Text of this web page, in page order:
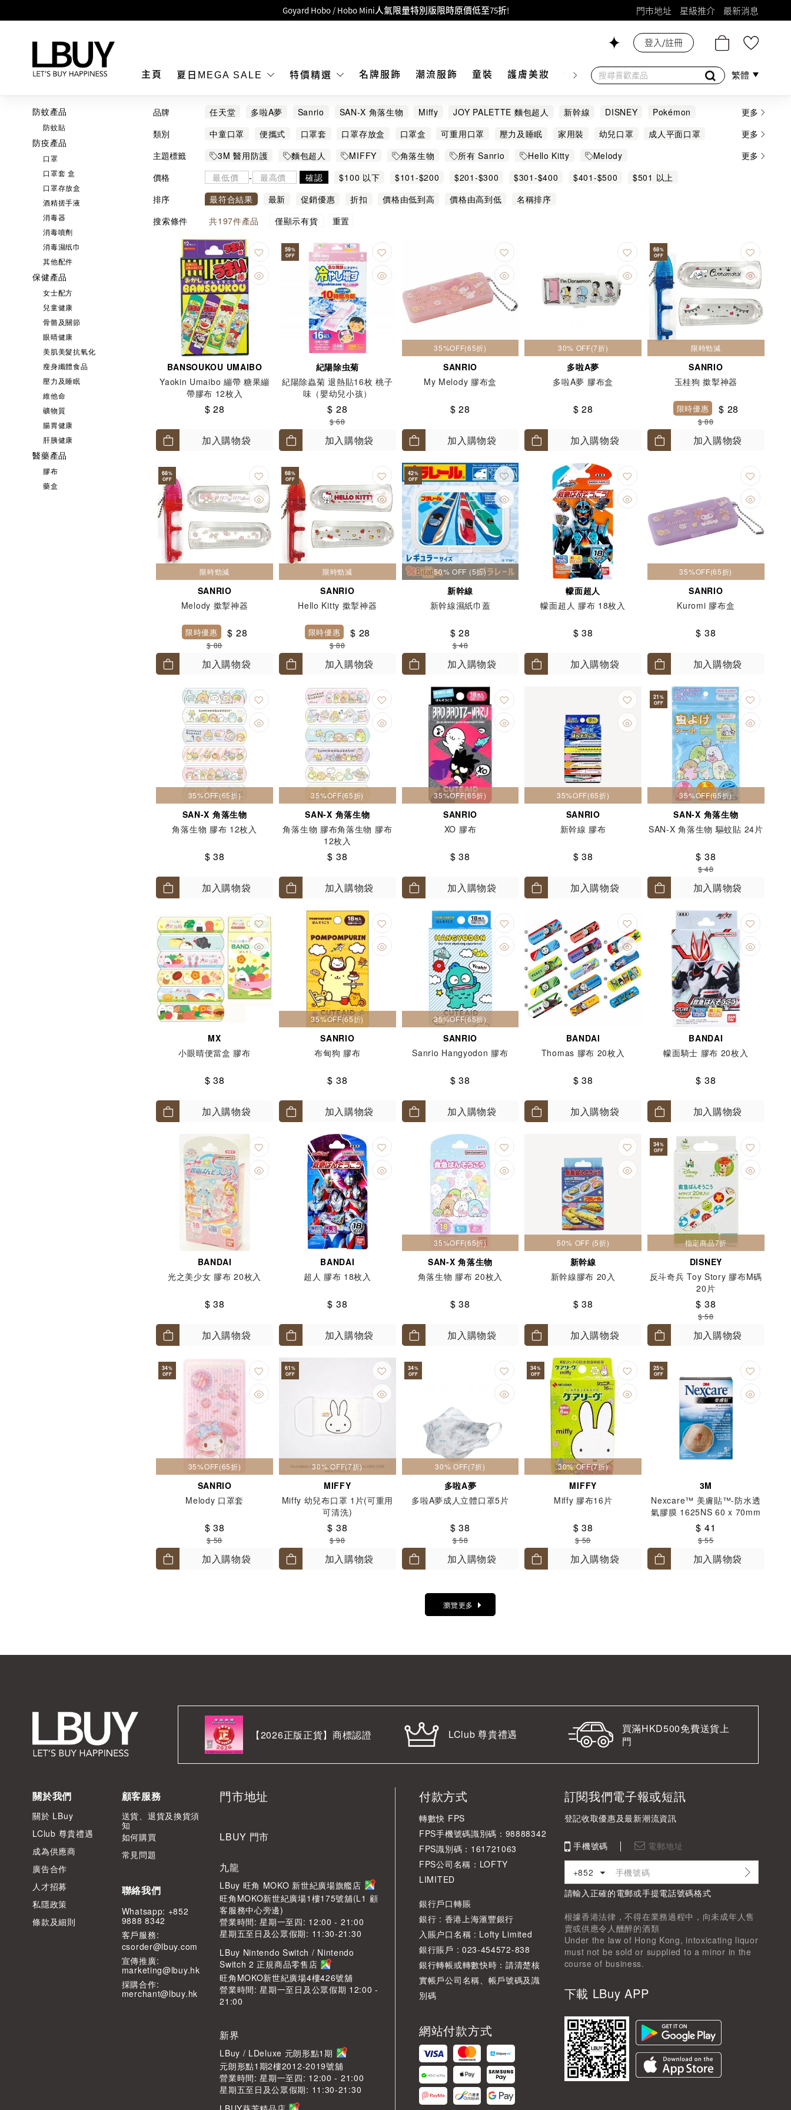
Goyard Hobo / Hobo Mini人氣限量特別版限時原價低至75折!
MOKO 1樓175號鋪旗艦店特設名牌Hermès、CHANEL及LV專區！
購物滿HKD500即享免運費！
LBuy獲香港知識產權署頒發2026《正版正貨承諾》商標
LBuy MEGA SALE 精選名牌手袋及小皮具低至6折
門市地址 星級推介 最新消息
主頁 夏日MEGA SALE 特價精選 名牌服飾 潮流服飾 童裝 護膚美妝 香水香薰 個人護理 母嬰護理 遊戲及精品
登入/註冊
繁體
防蚊產品
防蚊貼
防疫產品
口罩
口罩套 盒
口罩存放盒
酒精搓手液
消毒器
消毒噴劑
消毒濕纸巾
其他配件
保健產品
女士配方
兒童健康
骨骼及關節
眼晴健康
美肌美髮抗氧化
瘦身纖體食品
壓力及睡眠
維他命
礦物質
腸胃健康
肝胰健康
醫藥產品
膠布
藥盒
品牌 任天堂 多啦A夢 Sanrio SAN-X 角落生物 Miffy JOY PALETTE 麵包超人 新幹線 DISNEY
Pokémon
BANDAI
Bansoukou Umaibo Ben BLACKMORES Defense DHC EVO PLUSMED FANCL Hecin
J way
K-Medic KINCHO MEDBOX Moody Mood MX NATURE'S WAY Natures Way
Paulmade
SHINYA KOSO
太鼓之達人
山本漢方 幪面超人
更多
類別
中童口罩 便攜式 口罩套 口罩存放盒 口罩盒 可重用口罩 壓力及睡眠 家用裝 幼兒口罩
成人平面口罩
成人立體口罩
排毒去水 消毒器 消毒濕纸巾 眼晴健康 礦物質 綜合 維他命 纖體燒脂
肝胰健康
腸胃健康 膠布 舒緩關節 藥盒 防疫套裝 防蚊貼 骨骼強健 魚油 其他
更多
主題標籤
3M 醫用防護 麵包超人 MIFFY 角落生物 所有 Sanrio Hello Kitty
Melody
Sanrio 其他熱門角色
布甸狗 玉桂狗 Kuromi 手機 / 手機配件 新幹線 任天堂精品
更多
價格
- 確認 $100 以下 $101-$200 $201-$300 $301-$400 $401-$500
$501 以上
排序
最符合結果 最新 促銷優惠 折扣 價格由低到高 價格由高到低
名稱排序
搜索條件
共197件產品 僅顯示有貨 重置
BANSOUKOU UMAIBO
Yaokin Umaibo 繃帶 糖果繃
帶膠布 12枚入
$ 28
加入購物袋
59%
OFF
紀陽除虫菊
紀陽除蟲菊 退熱貼16枚 桃子
味（嬰幼兒小孩）
$ 28
$ 68
加入購物袋
35%OFF(65折)
SANRIO
My Melody 膠布盒
$ 28
加入購物袋
30% OFF(7折)
多啦A夢
多啦A夢 膠布盒
$ 28
加入購物袋
68%
OFF
限時勁減
SANRIO
玉桂狗 撳掣神器
限時優惠 $ 28
$ 88
加入購物袋
68%
OFF
限時勁減
SANRIO
Melody 撳掣神器
限時優惠 $ 28
$ 88
加入購物袋
68%
OFF
限時勁減
SANRIO
Hello Kitty 撳掣神器
限時優惠 $ 28
$ 88
加入購物袋
42%
OFF
50% OFF (5折)
新幹線
新幹線濕紙巾蓋
$ 28
$ 48
加入購物袋
幪面超人
幪面超人 膠布 18枚入
$ 38
加入購物袋
35%OFF(65折)
SANRIO
Kuromi 膠布盒
$ 38
加入購物袋
35%OFF(65折)
SAN-X 角落生物
角落生物 膠布 12枚入
$ 38
加入購物袋
35%OFF(65折)
SAN-X 角落生物
角落生物 膠布角落生物 膠布
12枚入
$ 38
加入購物袋
35%OFF(65折)
SANRIO
XO 膠布
$ 38
加入購物袋
35%OFF(65折)
SANRIO
新幹線 膠布
$ 38
加入購物袋
21%
OFF
35%OFF(65折)
SAN-X 角落生物
SAN-X 角落生物 驅蚊貼 24片
$ 38
$ 48
加入購物袋
MX
小眼晴便當盒 膠布
$ 38
加入購物袋
35%OFF(65折)
SANRIO
布甸狗 膠布
$ 38
加入購物袋
35%OFF(65折)
SANRIO
Sanrio Hangyodon 膠布
$ 38
加入購物袋
BANDAI
Thomas 膠布 20枚入
$ 38
加入購物袋
BANDAI
幪面騎士 膠布 20枚入
$ 38
加入購物袋
BANDAI
光之美少女 膠布 20枚入
$ 38
加入購物袋
BANDAI
超人 膠布 18枚入
$ 38
加入購物袋
35%OFF(65折)
SAN-X 角落生物
角落生物 膠布 20枚入
$ 38
加入購物袋
50% OFF (5折)
新幹線
新幹線膠布 20入
$ 38
加入購物袋
34%
OFF
指定商品7折
DISNEY
反斗奇兵 Toy Story 膠布M碼
20片
$ 38
$ 58
加入購物袋
34%
OFF
35%OFF(65折)
SANRIO
Melody 口罩套
$ 38
$ 58
加入購物袋
61%
OFF
30% OFF(7折)
MIFFY
Miffy 幼兒布口罩 1片(可重用
可清洗)
$ 38
$ 98
加入購物袋
34%
OFF
30% OFF(7折)
多啦A夢
多啦A夢成人立體口罩5片
$ 38
$ 58
加入購物袋
34%
OFF
30% OFF(7折)
MIFFY
Miffy 膠布16片
$ 38
$ 58
加入購物袋
25%
OFF
3M
Nexcare™ 美膚貼™-防水透
氣膠膜 1625NS 60 x 70mm
5片
$ 41
$ 55
加入購物袋
瀏覽更多
【2026正版正貨】商標認證 LClub 尊貴禮遇
買滿HKD500免費送貨上
門
關於我們
關於 LBuy
LClub 尊貴禮遇
成為供應商
廣告合作
人才招募
私隱政策
條款及細則
顧客服務
送貨、退貨及換貨須
知
如何購買
常見問題
聯絡我們
Whatsapp: +852
9888 8342
客⼾服務:
csorder@lbuy.com
宣傳推廣:
marketing@lbuy.hk
採購合作:
merchant@lbuy.hk
門市地址
LBUY 門市
九龍
LBuy 旺角 MOKO 新世紀廣場旗艦店
旺角MOKO新世紀廣場1樓175號舖(L1 顧
客服務中心旁邊)
營業時間: 星期一至四: 12:00 - 21:00
星期五至日及公眾假期: 11:30-21:30
LBuy Nintendo Switch / Nintendo
Switch 2 正規商品零售店
旺角MOKO新世紀廣場4樓426號舖
營業時間: 星期一至日及公眾假期 12:00 -
21:00
新界
LBuy / LDeluxe 元朗形點1期
元朗形點1期2樓2012-2019號舖
營業時間: 星期一至四: 12:00 - 21:00
星期五至日及公眾假期: 11:30-21:30
付款方式
轉數快 FPS
FPS手機號碼識別碼：98888342
FPS識別碼：161721063
FPS公司名稱：LOFTY
LIMITED
銀行戶口轉賬
銀行 : 香港上海滙豐銀行
入賬户口名稱 : Lofty Limited
銀行賬戶 : 023-454572-838
銀行轉帳或轉數快時：請清楚核
實帳戶公司名稱、帳戶號碼及識
別碼
網站付款方式
訂閱我們電子報或短訊
登記收取優惠及最新潮流資訊
手機號碼 電郵地址
+852
請輸入正確的電郵或手提電話號碼格式
根據香港法律，不得在業務過程中，向未成年人售
賣或供應令人醺醉的酒類
Under the law of Hong Kong, intoxicating liquor
must not be sold or supplied to a minor in the
course of business.
下載 LBuy APP